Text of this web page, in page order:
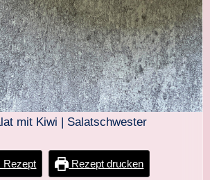
mit Kiwi | Salatschwester
Rezept Rezept drucken